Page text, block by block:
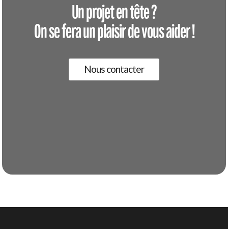
Un projet en tête ?
On se fera un plaisir de vous aider !
Nous contacter